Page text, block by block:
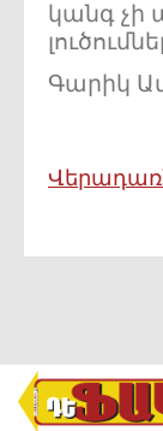
կանգ չի
Գարիկ